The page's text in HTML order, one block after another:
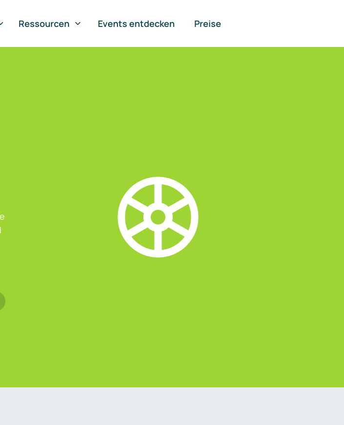
Ressourcen Events entdecken Preise